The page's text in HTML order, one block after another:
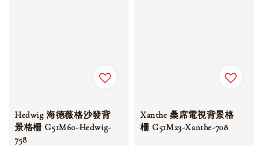
Hedwig 海德薇格沙發背
景格柵 G51M60-Hedwig-
758
Xanthe 桑席電視背景格
柵 G51M23-Xanthe-708